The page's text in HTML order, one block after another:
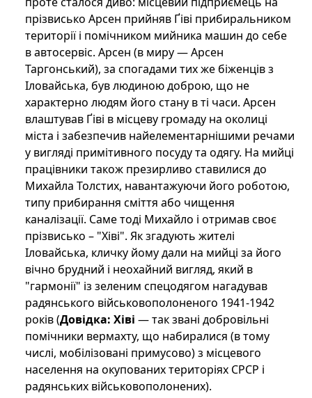
прізвисько Арсен прийняв Ґіві прибиральником
території і помічником мийника машин до себе
в автосервіс. Арсен (в миру — Арсен
Таргонський), за спогадами тих же біженців з
Іловайська, був людиною доброю, що не
характерно людям його стану в ті часи. Арсен
влаштував Ґіві в місцеву громаду на околиці
міста і забезпечив найелементарнішими речами
у вигляді примітивного посуду та одягу. На мийці
працівники також презирливо ставилися до
Михайла Толстих, навантажуючи його роботою,
типу прибирання сміття або чищення
каналізації. Саме тоді Михайло і отримав своє
прізвисько – "Хіві". Як згадують жителі
Іловайська, кличку йому дали на мийці за його
вічно брудний і неохайний вигляд, який в
"гармонії" із зеленим спецодягом нагадував
радянського військовополоненого 1941-1942
років (Довідка: Хіві — так звані добровільні
помічники вермахту, що набиралися (в тому
числі, мобілізовані примусово) з місцевого
населення на окупованих територіях СРСР і
радянських військовополонених).